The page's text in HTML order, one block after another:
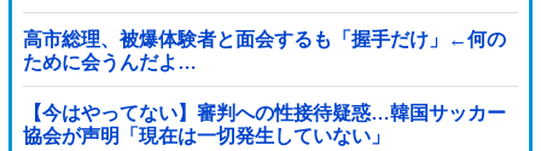
高市総理、被爆体験者と面会するも「握手だけ」←何の
ために会うんだよ…
【今はやってない】審判への性接待疑惑…韓国サッカー
協会が声明「現在は一切発生していない」